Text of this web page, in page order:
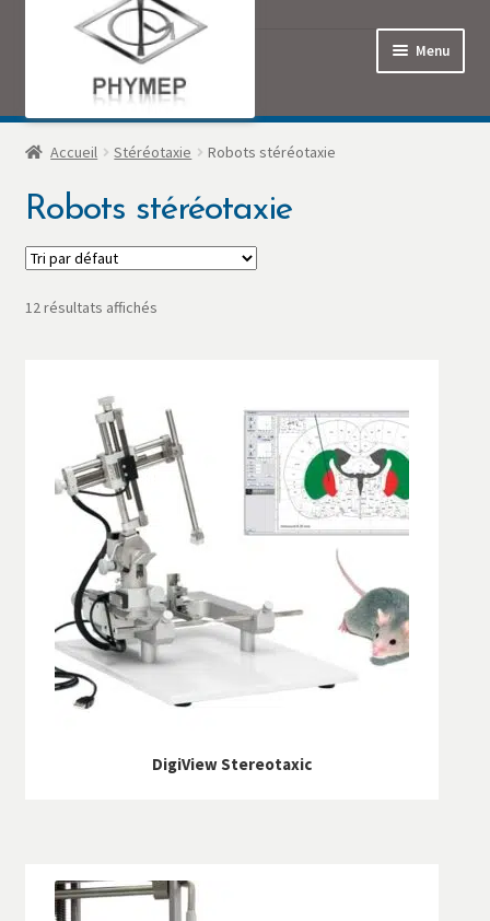
Menu
Accueil
Commande
Contact
Mon Compte
Politique de confidentialité
Produits
Services
Accueil Stéréotaxie Robots stéréotaxie
Robots stéréotaxie
12 résultats affichés
DigiView Stereotaxic